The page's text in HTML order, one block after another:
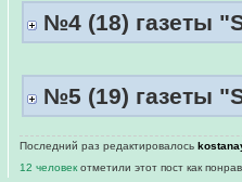
№4 (18) газеты
№5 (19) газеты
Последний раз редактировалось
12 человек отметили этот пост как